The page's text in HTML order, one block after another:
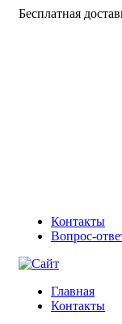
Бесплатная
Контакты
Вопрос-
Главная
Контакты